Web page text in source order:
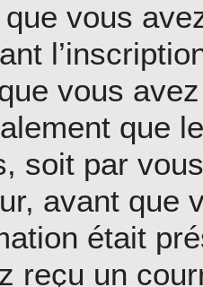
vous
vous
que
soit par
avant que
était
reçu un